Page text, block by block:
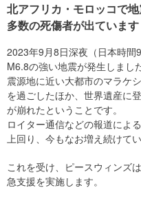
北アフリカ・モロッコで
多数の死傷者が出ています
2023年9月8日深夜（日本時
M6.8の強い地震が発生しました
震源地に近い大都市のマラケ
を過ごしたほか、世界遺産に
が崩れたということです。
ロイター通信などの報道によ
上回り、今もなお増え続けて
これを受け、ピースウィンズ
急支援を実施します。